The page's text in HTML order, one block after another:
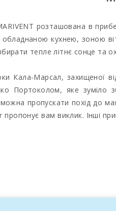
розташована в
кухнею, зоною
тепле літнє сонце та
Кала-Марсал, захищеної
Портоколом, яке зуміло
пропускати похід до
пропонує вам виклик. Інші